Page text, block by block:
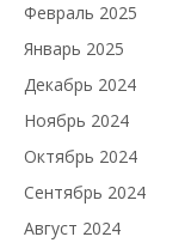
Февраль 2025
Январь 2025
Декабрь 2024
Ноябрь 2024
Октябрь 2024
Сентябрь 2024
Август 2024